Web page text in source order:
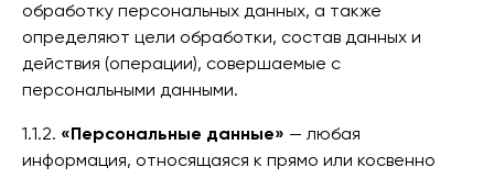
обработку персональных данных, а также
определяют цели обработки, состав данных и
действия (операции), совершаемые с
персональными данными.
1.1.2. «Персональные данные» — любая
информация, относящаяся к прямо или косвенно